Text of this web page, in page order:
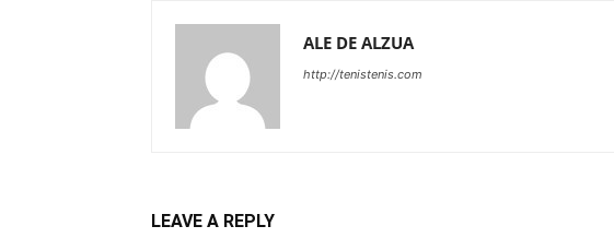
ALE DE ALZUA
http://tenistenis.com
LEAVE A REPLY